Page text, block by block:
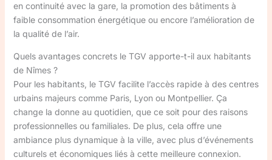
en continuité avec la gare, la promotion des bâtiments à
faible consommation énergétique ou encore l’amélioration de
la qualité de l’air.
Quels avantages concrets le TGV apporte-t-il aux habitants
de Nîmes ?
Pour les habitants, le TGV facilite l’accès rapide à des centres
urbains majeurs comme Paris, Lyon ou Montpellier. Ça
change la donne au quotidien, que ce soit pour des raisons
professionnelles ou familiales. De plus, cela offre une
ambiance plus dynamique à la ville, avec plus d’événements
culturels et économiques liés à cette meilleure connexion.